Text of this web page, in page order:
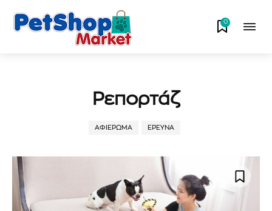
0
Ρεπορτάζ
ΑΦΙΈΡΩΜΑ ΈΡΕΥΝΑ